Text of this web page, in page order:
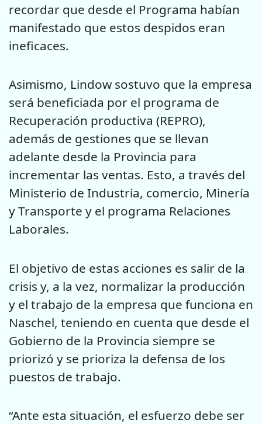
recordar que desde el Programa habían
manifestado que estos despidos eran
ineficaces.
Asimismo, Lindow sostuvo que la empresa
será beneficiada por el programa de
Recuperación productiva (REPRO),
además de gestiones que se llevan
adelante desde la Provincia para
incrementar las ventas. Esto, a través del
Ministerio de Industria, comercio, Minería
y Transporte y el programa Relaciones
Laborales.
El objetivo de estas acciones es salir de la
crisis y, a la vez, normalizar la producción
y el trabajo de la empresa que funciona en
Naschel, teniendo en cuenta que desde el
Gobierno de la Provincia siempre se
priorizó y se prioriza la defensa de los
puestos de trabajo.
“Ante esta situación, el esfuerzo debe ser